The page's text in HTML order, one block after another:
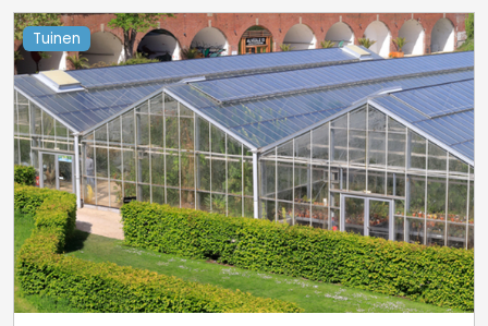
Tuinen